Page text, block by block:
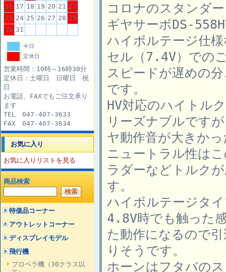
16 17 18 19 20 21 22
23 24 25 26 27 28 29
30 31
今日
定休日
営業時間：10時～16時30分
定休日：土曜日 日曜日 祝
日
お電話、FAXでもご注文承り
ます
TEL 047-407-3633
FAX 047-407-3634
お気に入り
お気に入りリストを見る
商品検索
特価品コーナー
アウトレットコーナー
ディスプレイモデル
飛行機
プロペラ機（30クラス以
コロナのスタンダ
ギヤサーボDS-
ハイボルテージ仕
セル（7.4V）での
スピードが遅めの
です。
HV対応のハイトル
リーズナブルです
ヤ動作音が大きか
ニュートラル性は
ラダーなどトルク
す。
ハイボルテージタ
4.8V時でも触った
た動作になるので
りそうです。
ホーンはフタバの